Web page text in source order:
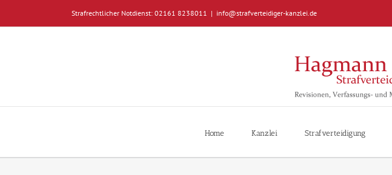
springen
Strafrechtlicher Notdienst: 02161 8238011 | info@strafverteidiger-kanzlei.de
Home Kanzlei Strafverteidigung